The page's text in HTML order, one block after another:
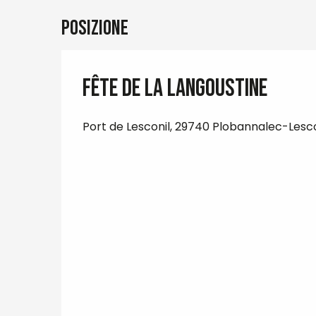
Posizione
Fête de la Langoustine
Port de Lesconil, 29740 Plobannalec-